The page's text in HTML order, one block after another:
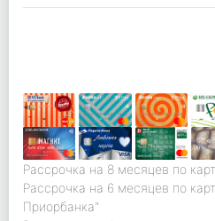
Рассрочка на 8 месяцев по
Рассрочка на 6 месяцев по
Приорбанка"